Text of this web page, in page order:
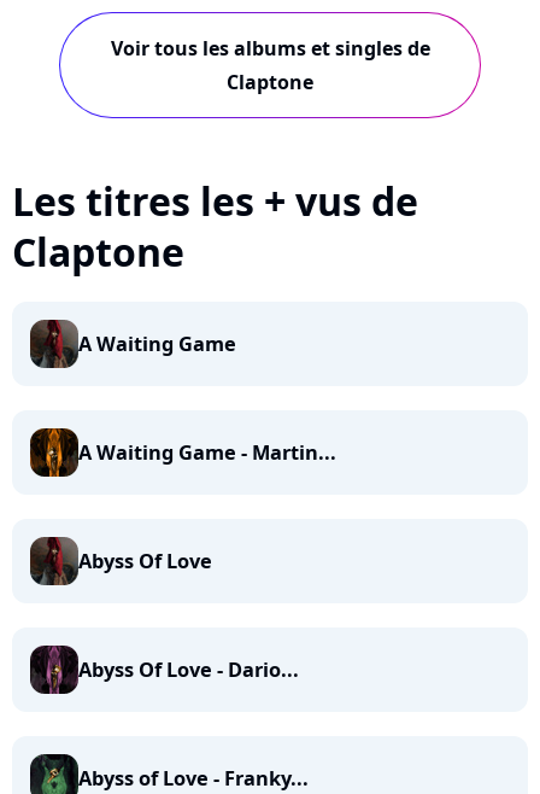
Voir tous les albums et singles de
Claptone
Les titres les + vus de
Claptone
A Waiting Game
A Waiting Game - Martin...
Abyss Of Love
Abyss Of Love - Dario...
Abyss of Love - Franky...